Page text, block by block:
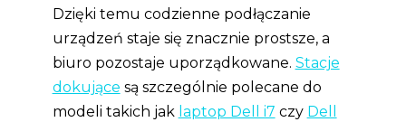
Dzięki temu codzienne podłączanie
urządzeń staje się znacznie prostsze, a
biuro pozostaje uporządkowane. Stacje
dokujące są szczególnie polecane do
modeli takich jak laptop Dell i7 czy Dell